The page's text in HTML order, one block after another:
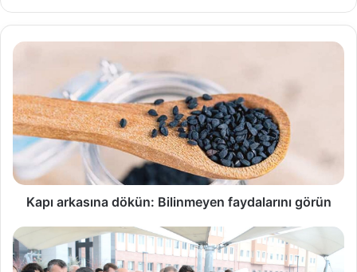
Kapı arkasına dökün: Bilinmeyen faydalarını görün